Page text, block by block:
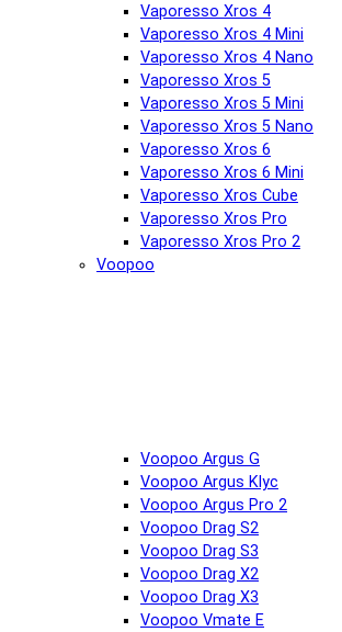
Vaporesso Xros 4
Vaporesso Xros 4 Mini
Vaporesso Xros 4 Nano
Vaporesso Xros 5
Vaporesso Xros 5 Mini
Vaporesso Xros 5 Nano
Vaporesso Xros 6
Vaporesso Xros 6 Mini
Vaporesso Xros Cube
Vaporesso Xros Pro
Vaporesso Xros Pro 2
Voopoo
Voopoo Argus G
Voopoo Argus Klyc
Voopoo Argus Pro 2
Voopoo Drag S2
Voopoo Drag S3
Voopoo Drag X2
Voopoo Drag X3
Voopoo Vmate E